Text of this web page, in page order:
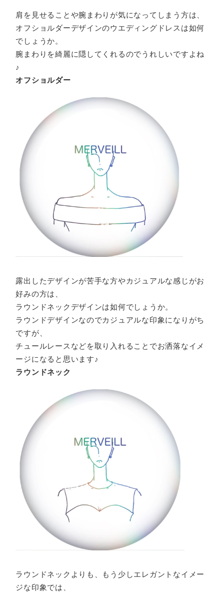
肩を見せることや腕まわりが気になってしまう方は、
オフショルダーデザインのウエディングドレスは如何
でしょうか。
腕まわりを綺麗に隠してくれるのでうれしいですよね
♪
オフショルダー
露出したデザインが苦手な方やカジュアルな感じがお
好みの方は、
ラウンドネックデザインは如何でしょうか。
ラウンドデザインなのでカジュアルな印象になりがち
ですが、
チュールレースなどを取り入れることでお洒落なイメ
ージになると思います♪
ラウンドネック
ラウンドネックよりも、もう少しエレガントなイメー
ジな印象では、